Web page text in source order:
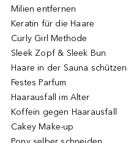
Milien entfernen
Keratin für die Haare
Curly Girl Methode
Sleek Zopf & Sleek Bun
Haare in der Sauna schützen
Festes Parfum
Haarausfall im Alter
Koffein gegen Haarausfall
Cakey Make-up